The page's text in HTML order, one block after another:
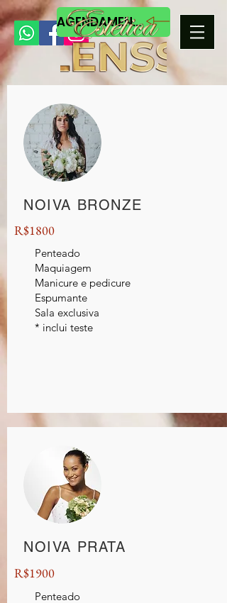
AGENDAMENTO
NOIVA BRONZE
R$1800
Penteado
Maquiagem
Manicure e pedicure
Espumante
Sala exclusiva
* inclui teste
NOIVA PRATA
R$1900
Penteado